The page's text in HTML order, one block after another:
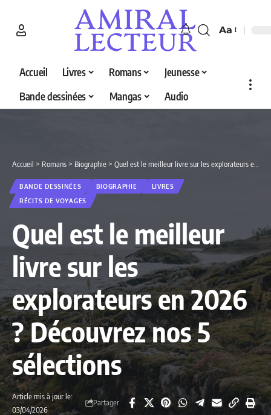
Aa
Accueil Livres Romans
Jeunesse
Bande dessinées
Mangas Audio
Accueil > Romans > Biographie > Quel est le meilleur livre sur les explorateurs en 2026 ? Découvrez nos 5 sélections
BANDE DESSINÉES BIOGRAPHIE
LIVRES
RÉCITS DE VOYAGES
Quel est le meilleur
livre sur les
explorateurs en 2026
? Découvrez nos 5
sélections
Article mis à jour le:
03/04/2026
Partager